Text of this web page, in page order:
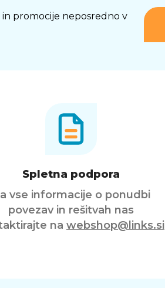
in promocije neposredno v
Spletna podpora
vse informacije o ponudbi
povezav in rešitvah nas
na webshop@links.si